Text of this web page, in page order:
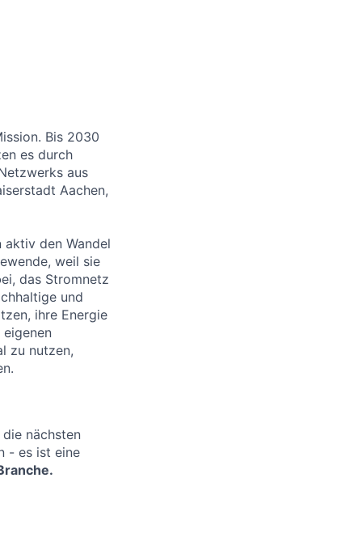
Bis 2030
es durch
aus
Aachen,
den Wandel
weil sie
das Stromnetz
und
ihre Energie
zu nutzen,
nächsten
- es ist eine